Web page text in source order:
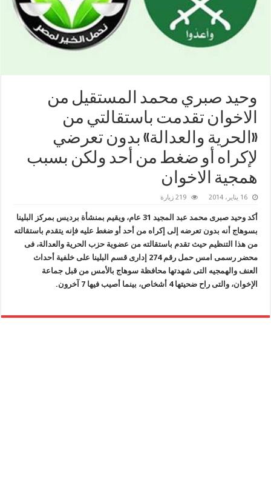
وحيد صبري محمد المستقيل من
الاخوان تقدمت باستقالتي من
«الحرية والعدالة» بدون تعرضي
لإكراه أو ضغط من أحد ولكن بسبب
همجية الاخوان
16 يناير، 2014 219 زيارة
أكد وحيد صبرى محمد عبد المجيد 31 عام، ويقيم بمنشأة برديس بمركز البلينا
بسوهاج أنه بدون تعرضه إلى إكراه من أحد أو ضغط عليه فإنه يتقدم باستقالته
من هذا التنظيم حيث تقدم باستقالته من عضوية حزب الحرية والعدالة، فى
محضر رسمى امس حمل رقم 274 إدارى قسم البلينا على خلفية أحداث
العنف والهمجيه التى شهدتها محافظة سوهاج بالأمس من قبل جماعة
الإخوان، والتى راح ضحيتها 4 أشخاص، بينما أصيب فيها 7 آخرون
.